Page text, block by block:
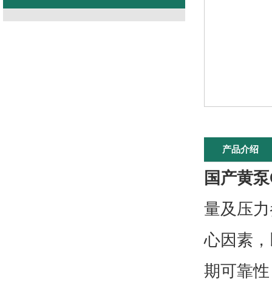
产品介绍
国产黄
量及压
心因素
期可靠